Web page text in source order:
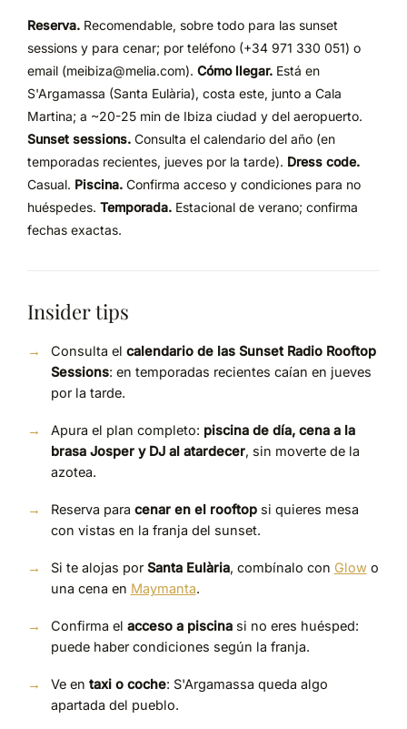
Reserva.Recomendable, sobre todo para las sunset
sessions y para cenar; por teléfono (+34 971 330 051) o
email (meibiza@melia.com). Cómo llegar.Está en
S'Argamassa (Santa Eulària), costa este, junto a Cala
Martina; a ~20-25 min de Ibiza ciudad y del aeropuerto.
Sunset sessions.Consulta el calendario del año (en
temporadas recientes, jueves por la tarde). Dress code.
Casual. Piscina.Confirma acceso y condiciones para no
huéspedes. Temporada.Estacional de verano; confirma
fechas exactas.
Insider tips
Consulta el calendario de las Sunset Radio Rooftop
Sessions: en temporadas recientes caían en jueves
por la tarde.
Apura el plan completo: piscina de día, cena a la
brasa Josper y DJ al atardecer, sin moverte de la
azotea.
Reserva para cenar en el rooftopsi quieres mesa
con vistas en la franja del sunset.
Si te alojas porSanta Eulària, combínalo con Glowo
una cena en Maymanta.
Confirma el acceso a piscinasi no eres huésped:
puede haber condiciones según la franja.
Ve en taxi o coche: S'Argamassa queda algo
apartada del pueblo.